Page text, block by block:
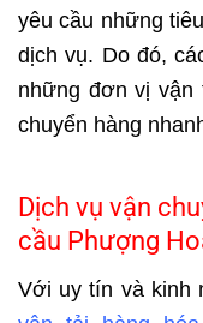
yêu cầu những
dịch vụ. Do đó,
những đơn vị vận
chuyển hàng
Dịch vụ vận
cầu Phượng
Với uy tín và kinh